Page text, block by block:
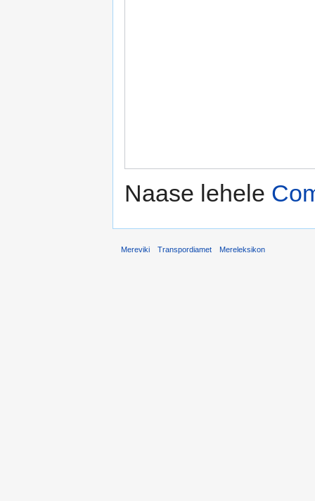
Naase lehele
Mereviki Transpordiamet Mereleksikon